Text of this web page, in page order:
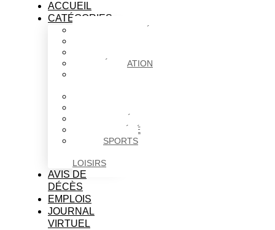
ACCUEIL
CATÉGORIES
ÉDUCATION
SOCIÉTÉ
SPORTS
LOISIRS
AVIS DE
DÉCÈS
EMPLOIS
JOURNAL
VIRTUEL